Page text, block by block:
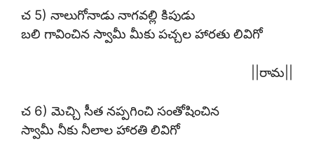
చ 5) నాలుగోనాడు నాగవల్లి కిపుడు
బలి గావించిన స్వామీ మీకు పచ్చల హారతు లివిగో
||రామ||
చ 6) మెచ్చి సీత నప్పగించి సంతోషించిన
స్వామీ నీకు నీలాల హారతి లివిగో